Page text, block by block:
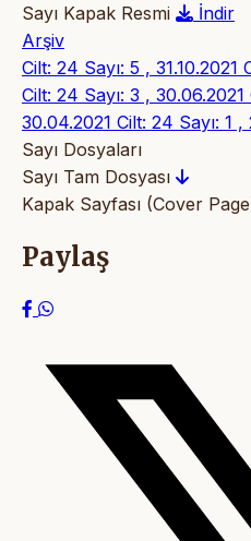
Sayı Kapak Resmi
İndir
Arşiv
Cilt: 24 Sayı: 5 , 31.10.2021
Cilt: 24 Sayı: 3 , 30.06.2021
30.04.2021 Cilt: 24 Sayı: 1 ,
Sayı Dosyaları
Sayı Tam Dosyası
Kapak Sayfası (Cover
Paylaş